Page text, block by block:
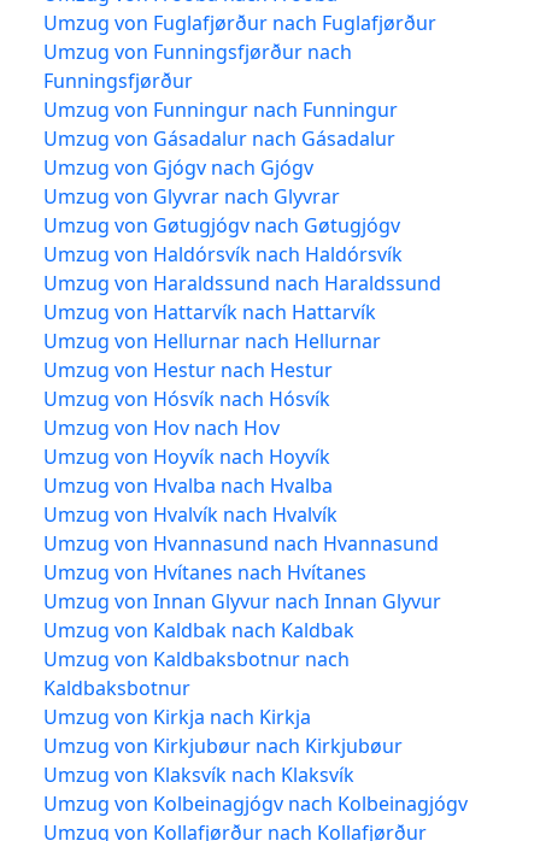
Umzug von Fuglafjørður nach Fuglafjørður
Umzug von Funningsfjørður nach
Funningsfjørður
Umzug von Funningur nach Funningur
Umzug von Gásadalur nach Gásadalur
Umzug von Gjógv nach Gjógv
Umzug von Glyvrar nach Glyvrar
Umzug von Gøtugjógv nach Gøtugjógv
Umzug von Haldórsvík nach Haldórsvík
Umzug von Haraldssund nach Haraldssund
Umzug von Hattarvík nach Hattarvík
Umzug von Hellurnar nach Hellurnar
Umzug von Hestur nach Hestur
Umzug von Hósvík nach Hósvík
Umzug von Hov nach Hov
Umzug von Hoyvík nach Hoyvík
Umzug von Hvalba nach Hvalba
Umzug von Hvalvík nach Hvalvík
Umzug von Hvannasund nach Hvannasund
Umzug von Hvítanes nach Hvítanes
Umzug von Innan Glyvur nach Innan Glyvur
Umzug von Kaldbak nach Kaldbak
Umzug von Kaldbaksbotnur nach
Kaldbaksbotnur
Umzug von Kirkja nach Kirkja
Umzug von Kirkjubøur nach Kirkjubøur
Umzug von Klaksvík nach Klaksvík
Umzug von Kolbeinagjógv nach Kolbeinagjógv
Umzug von Kollafjørður nach Kollafjørður